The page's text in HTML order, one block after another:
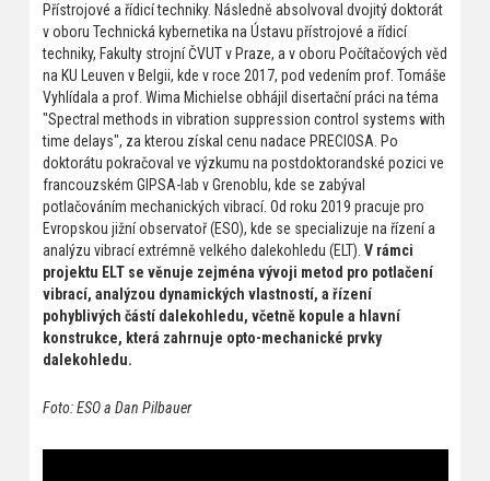
Přístrojové a řídicí techniky. Následně absolvoval dvojitý doktorát
v oboru Technická kybernetika na Ústavu přístrojové a řídicí
techniky, Fakulty strojní ČVUT v Praze, a v oboru Počítačových věd
na KU Leuven v Belgii, kde v roce 2017, pod vedením prof. Tomáše
Vyhlídala a prof. Wima Michielse obhájil disertační práci na téma
"Spectral methods in vibration suppression control systems with
time delays", za kterou získal cenu nadace PRECIOSA. Po
doktorátu pokračoval ve výzkumu na postdoktorandské pozici ve
francouzském GIPSA-lab v Grenoblu, kde se zabýval
potlačováním mechanických vibrací. Od roku 2019 pracuje pro
Evropskou jižní observatoř (ESO), kde se specializuje na řízení a
analýzu vibrací extrémně velkého dalekohledu (ELT). V rámci
projektu ELT se věnuje zejména vývoji metod pro potlačení
vibrací, analýzou dynamických vlastností, a řízení
pohyblivých částí dalekohledu, včetně kopule a hlavní
konstrukce, která zahrnuje opto-mechanické prvky
dalekohledu.
Foto: ESO a Dan Pilbauer